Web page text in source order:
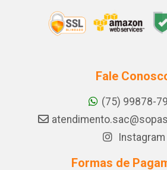
Fale
(75) 99878-
Instagram
Formas de